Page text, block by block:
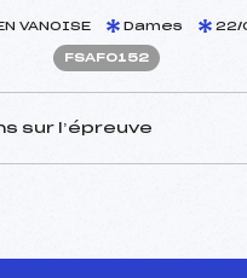
VANOISE Dames 22/
FSAF0152
sur l’épreuve